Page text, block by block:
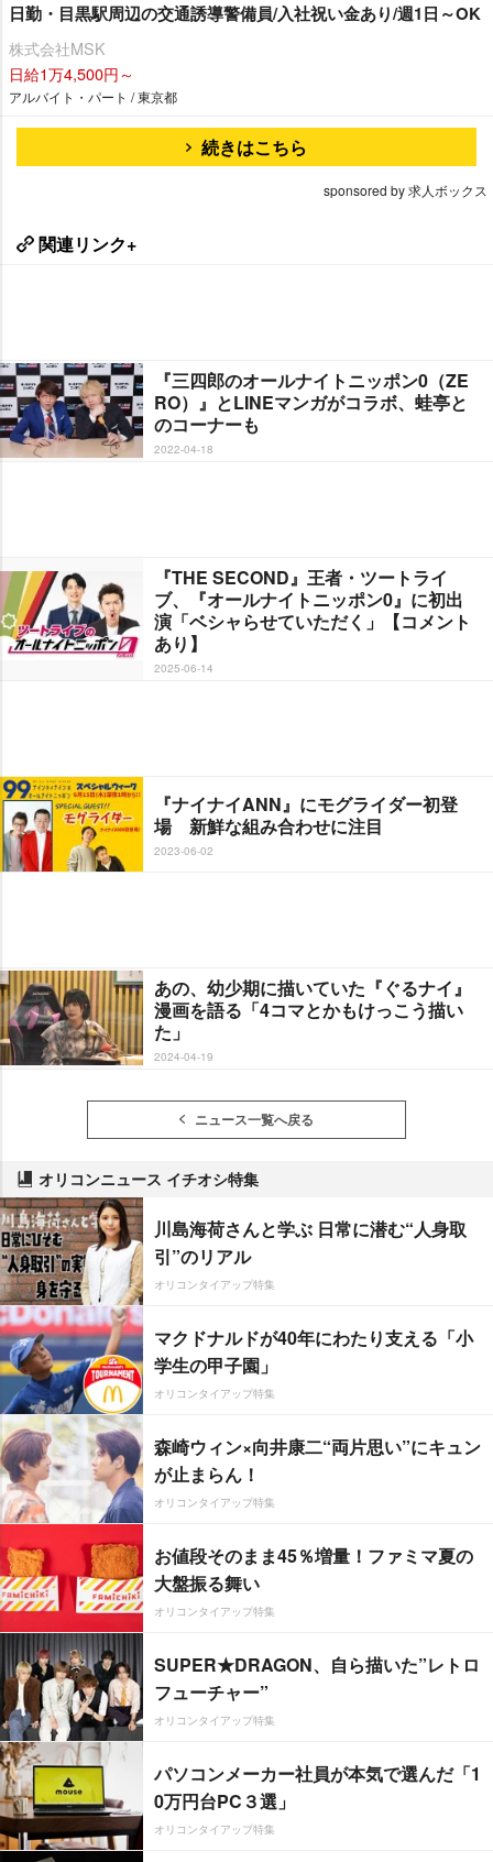
日勤・目黒駅周辺の交通誘導警備員/入社祝い金あり/週1日～OK
株式会社MSK
日給1万4,500円～
アルバイト・パート / 東京都
続きはこちら
sponsored by 求人ボックス
関連リンク+
『三四郎のオールナイトニッポン0（ZE
RO）』とLINEマンガがコラボ、蛙亭と
のコーナーも
2022-04-18
『THE SECOND』王者・ツートライ
ブ、『オールナイトニッポン0』に初出
演「ベシャらせていただく」【コメント
あり】
2025-06-14
『ナイナイANN』にモグライダー初登
場 新鮮な組み合わせに注目
2023-06-02
あの、幼少期に描いていた『ぐるナイ』
漫画を語る「4コマとかもけっこう描い
た」
2024-04-19
ニュース一覧へ戻る
オリコンニュース イチオシ特集
川島海荷さんと学ぶ 日常に潜む“人身取
引”のリアル
オリコンタイアップ特集
マクドナルドが40年にわたり支える「小
学生の甲子園」
オリコンタイアップ特集
森崎ウィン×向井康二“両片思い”にキュン
が止まらん！
オリコンタイアップ特集
お値段そのまま45％増量！ファミマ夏の
大盤振る舞い
オリコンタイアップ特集
SUPER★DRAGON、自ら描いた”レトロ
フューチャー”
オリコンタイアップ特集
パソコンメーカー社員が本気で選んだ「1
0万円台PC３選」
オリコンタイアップ特集